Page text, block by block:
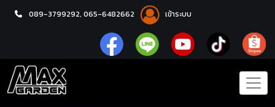
089-3799292, 065-6482662 เข้าระบบ
หน้าแรก